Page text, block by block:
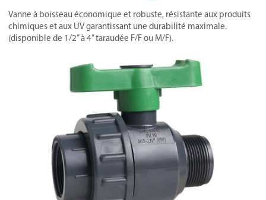
Vanne à boisseau économique et robuste, résistante aux produits
chimiques et aux UV garantissant une durabilité maximale.
(disponible de 1/2’’ à 4’’ taraudée F/F ou M/F).